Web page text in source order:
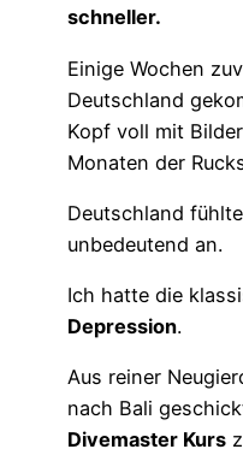
schneller.
Einige Wochen
Deutschland
Kopf voll mit
Monaten der
Deutschland
unbedeutend an.
Ich hatte die
Depression.
Aus reiner
nach Bali
Divemaster Kurs